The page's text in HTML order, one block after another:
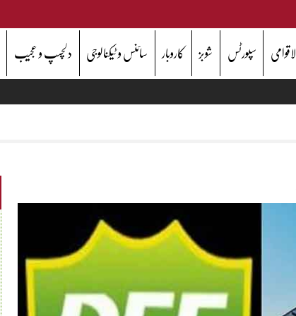
سپورٹس شوبز کاروبار سائنس و ٹیکنالوجی دلچسپ و عجیب